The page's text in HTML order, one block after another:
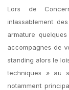
Lors de
inlassablement
armature
accompagnes de
standing alors le
techniques » au
notamment